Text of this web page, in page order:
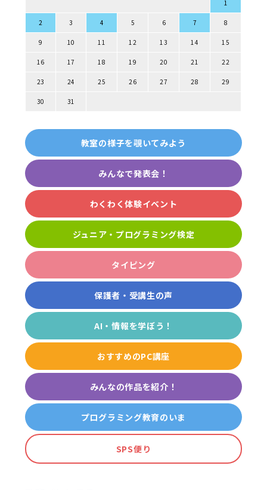
1
2 3 4 5 6 7 8
9 10 11 12 13 14 15
16 17 18 19 20 21 22
23 24 25 26 27 28 29
30 31
教室の様子を覗いてみよう
みんなで発表会！
わくわく体験イベント
ジュニア・プログラミング検定
タイピング
保護者・受講生の声
AI・情報を学ぼう！
おすすめのPC講座
みんなの作品を紹介！
プログラミング教育のいま
SPS便り